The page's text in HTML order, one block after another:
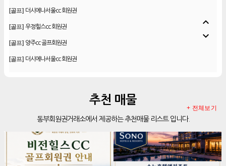
[골프]
[골프]
[골프]
[골프]
아름다운cc 회원권
[리조트]안토리조트 130평 개인 무기명
expand_less
expand_more
추천 매물
동부회원권거래소에서 제공하는 추천매물 리스트 입니다.
+ 전체보기